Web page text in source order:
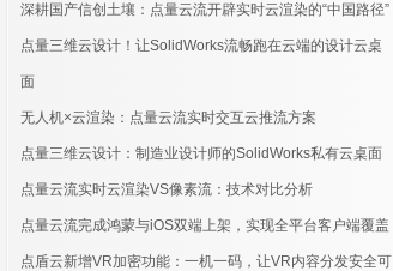
深耕国产信创土壤：点量云流开辟实时云渲染的“中国路径”
点量三维云设计！让SolidWorks流畅跑在云端的设计云桌
面
无人机×云渲染：点量云流实时交互云推流方案
点量三维云设计：制造业设计师的SolidWorks私有云桌面
点量云流实时云渲染VS像素流：技术对比分析
点量云流完成鸿蒙与iOS双端上架，实现全平台客户端覆盖
点盾云新增VR加密功能：一机一码，让VR内容分发安全可